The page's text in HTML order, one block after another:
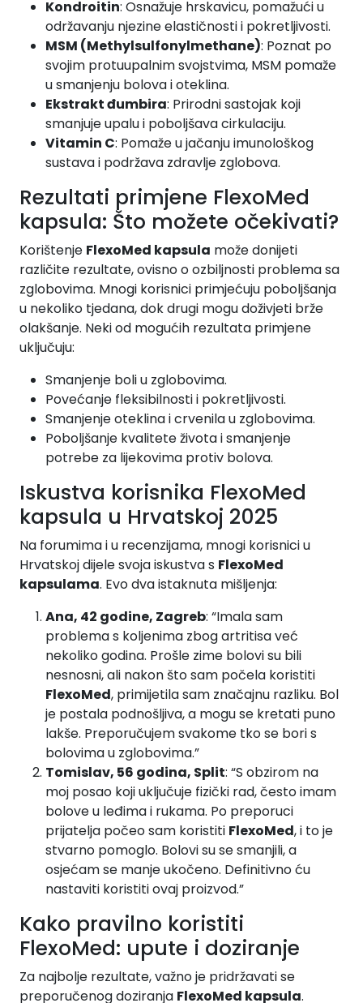
Kondroitin: Osnažuje hrskavicu, pomažući u
održavanju njezine elastičnosti i pokretljivosti.
MSM (Methylsulfonylmethane): Poznat po
svojim protuupalnim svojstvima, MSM pomaže
u smanjenju bolova i oteklina.
Ekstrakt đumbira: Prirodni sastojak koji
smanjuje upalu i poboljšava cirkulaciju.
Vitamin C: Pomaže u jačanju imunološkog
sustava i podržava zdravlje zglobova.
Rezultati primjene FlexoMed
kapsula: Što možete očekivati?
Korištenje FlexoMed kapsula može donijeti
različite rezultate, ovisno o ozbiljnosti problema sa
zglobovima. Mnogi korisnici primjećuju poboljšanja
u nekoliko tjedana, dok drugi mogu doživjeti brže
olakšanje. Neki od mogućih rezultata primjene
uključuju:
Smanjenje boli u zglobovima.
Povećanje fleksibilnosti i pokretljivosti.
Smanjenje oteklina i crvenila u zglobovima.
Poboljšanje kvalitete života i smanjenje
potrebe za lijekovima protiv bolova.
Iskustva korisnika FlexoMed
kapsula u Hrvatskoj 2025
Na forumima i u recenzijama, mnogi korisnici u
Hrvatskoj dijele svoja iskustva s FlexoMed
kapsulama. Evo dva istaknuta mišljenja:
Ana, 42 godine, Zagreb: “Imala sam
problema s koljenima zbog artritisa već
nekoliko godina. Prošle zime bolovi su bili
nesnosni, ali nakon što sam počela koristiti
FlexoMed, primijetila sam značajnu razliku. Bol
je postala podnošljiva, a mogu se kretati puno
lakše. Preporučujem svakome tko se bori s
bolovima u zglobovima.”
Tomislav, 56 godina, Split: “S obzirom na
moj posao koji uključuje fizički rad, često imam
bolove u leđima i rukama. Po preporuci
prijatelja počeo sam koristiti FlexoMed, i to je
stvarno pomoglo. Bolovi su se smanjili, a
osjećam se manje ukočeno. Definitivno ću
nastaviti koristiti ovaj proizvod.”
Kako pravilno koristiti
FlexoMed: upute i doziranje
Za najbolje rezultate, važno je pridržavati se
preporučenog doziranja FlexoMed kapsula.